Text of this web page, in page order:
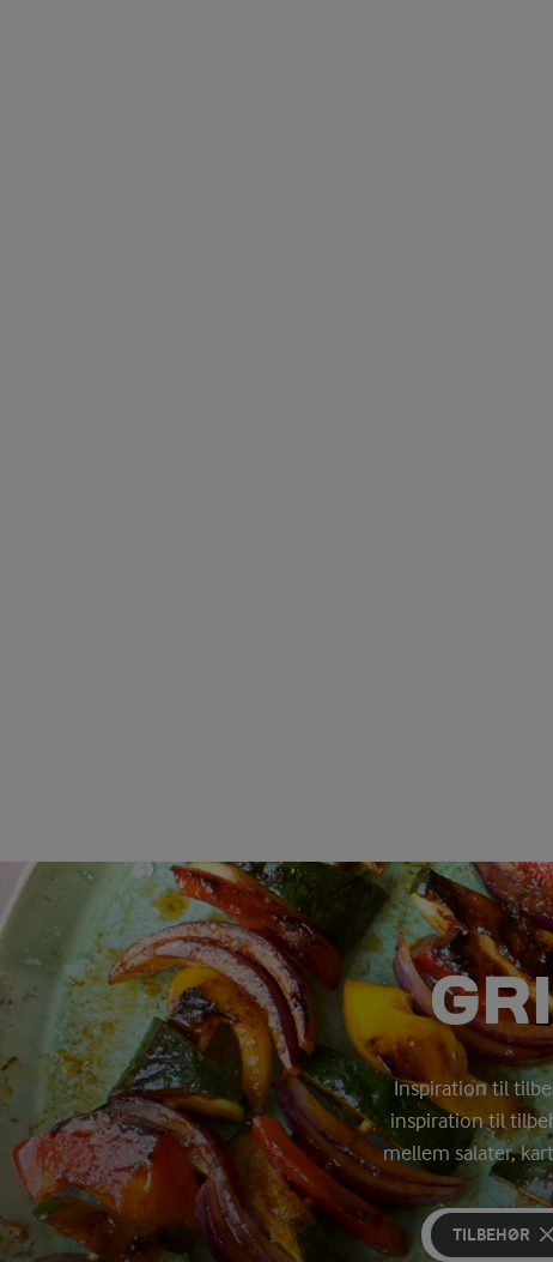
Inspiration til
inspiration til
mellem salater,
TILBEHØR